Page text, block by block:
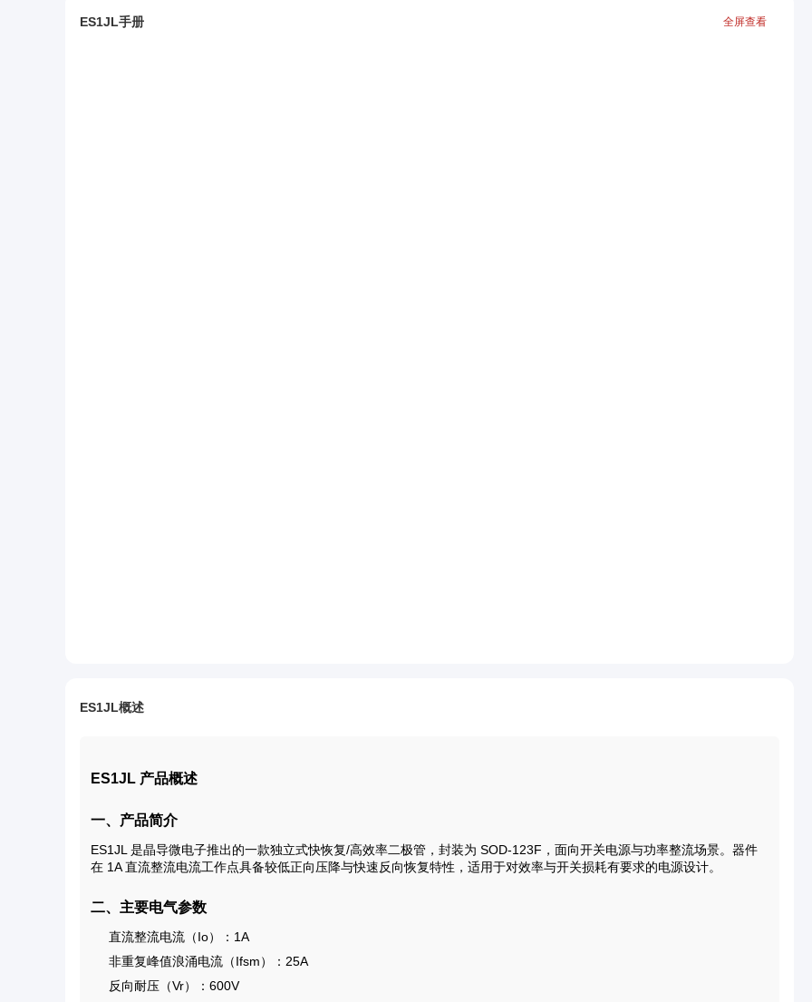
ES1JL手册 全屏查看
ES1JL概述
ES1JL 产品概述
一、产品简介
ES1JL 是晶导微电子推出的一款独立式快恢复/高效率二极管，封装为 SOD-123F，面向开关电源与功率整流场景。器件
在 1A 直流整流电流工作点具备较低正向压降与快速反向恢复特性，适用于对效率与开关损耗有要求的电源设计。
二、主要电气参数
直流整流电流（Io）：1A
非重复峰值浪涌电流（Ifsm）：25A
反向耐压（Vr）：600V